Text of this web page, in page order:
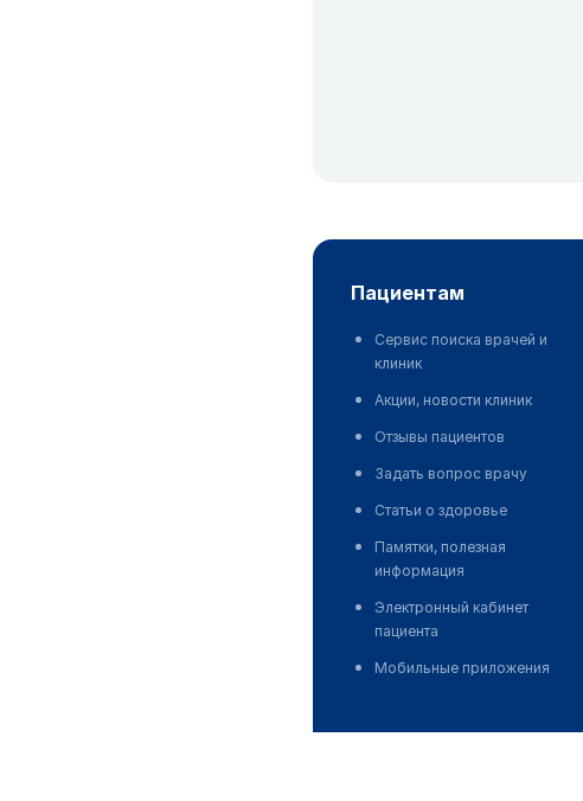
пациентам
Сервис поиска врачей и
клиник
Акции, новости клиник
Отзывы пациентов
Задать вопрос врачу
Статьи о здоровье
Памятки, полезная
информация
Электронный кабинет
пациента
Мобильные приложения